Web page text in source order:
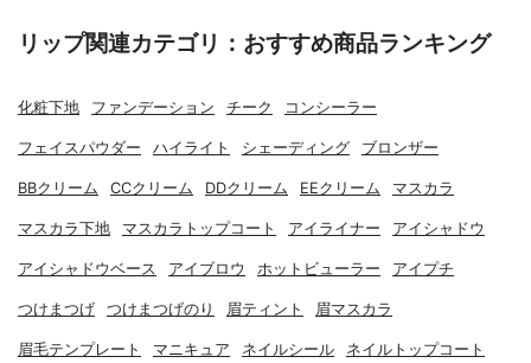
リップ関連カテゴリ：おすすめ商品ランキング
化粧下地 ファンデーション チーク コンシーラー
フェイスパウダー ハイライト シェーディング ブロンザー
BBクリーム CCクリーム DDクリーム EEクリーム マスカラ
マスカラ下地 マスカラトップコート アイライナー アイシャドウ
アイシャドウベース アイブロウ ホットビューラー アイプチ
つけまつげ つけまつげのり 眉ティント 眉マスカラ
眉毛テンプレート マニキュア ネイルシール ネイルトップコート